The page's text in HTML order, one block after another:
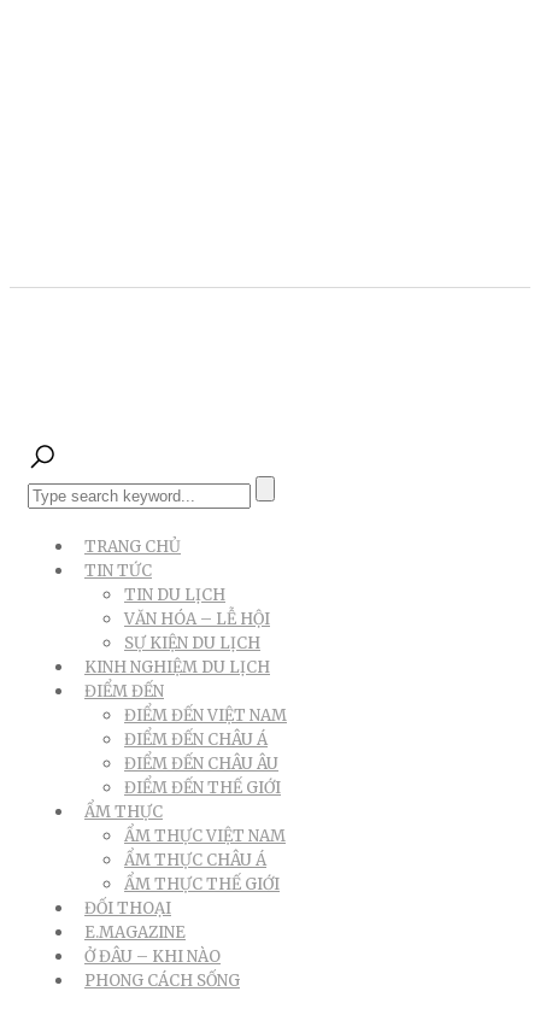
TRANG CHỦ
TIN TỨC
TIN DU LỊCH
VĂN HÓA – LỄ HỘI
SỰ KIỆN DU LỊCH
KINH NGHIỆM DU LỊCH
ĐIỂM ĐẾN
ĐIỂM ĐẾN VIỆT NAM
ĐIỂM ĐẾN CHÂU Á
ĐIỂM ĐẾN CHÂU ÂU
ĐIỂM ĐẾN THẾ GIỚI
ẨM THỰC
ẨM THỰC VIỆT NAM
ẨM THỰC CHÂU Á
ẨM THỰC THẾ GIỚI
ĐỐI THOẠI
E.MAGAZINE
Ở ĐÂU – KHI NÀO
PHONG CÁCH SỐNG